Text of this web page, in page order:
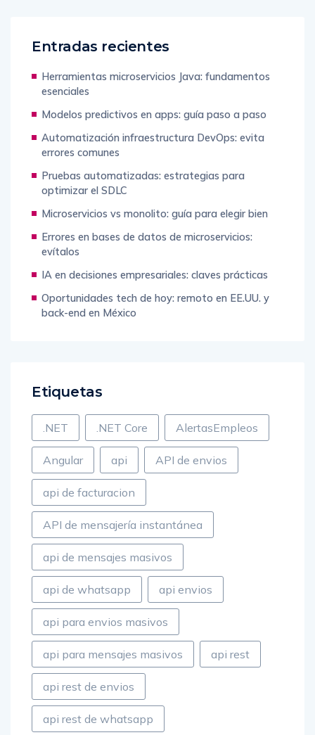
Entradas recientes
Herramientas microservicios Java: fundamentos
esenciales
Modelos predictivos en apps: guía paso a paso
Automatización infraestructura DevOps: evita
errores comunes
Pruebas automatizadas: estrategias para
optimizar el SDLC
Microservicios vs monolito: guía para elegir bien
Errores en bases de datos de microservicios:
evítalos
IA en decisiones empresariales: claves prácticas
Oportunidades tech de hoy: remoto en EE.UU. y
back-end en México
Etiquetas
.NET .NET Core AlertasEmpleos
Angular api API de envios
api de facturacion
API de mensajería instantánea
api de mensajes masivos
api de whatsapp api envios
api para envios masivos
api para mensajes masivos api rest
api rest de envios
api rest de whatsapp